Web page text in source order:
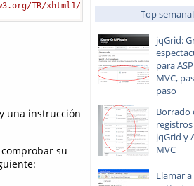
TR/xhtml1/DTD/xhtml1-
una instrucción
su
Top semanal
jqGrid:
para
MVC,
paso
Borrado
jqGrid y
MVC
Llamar a